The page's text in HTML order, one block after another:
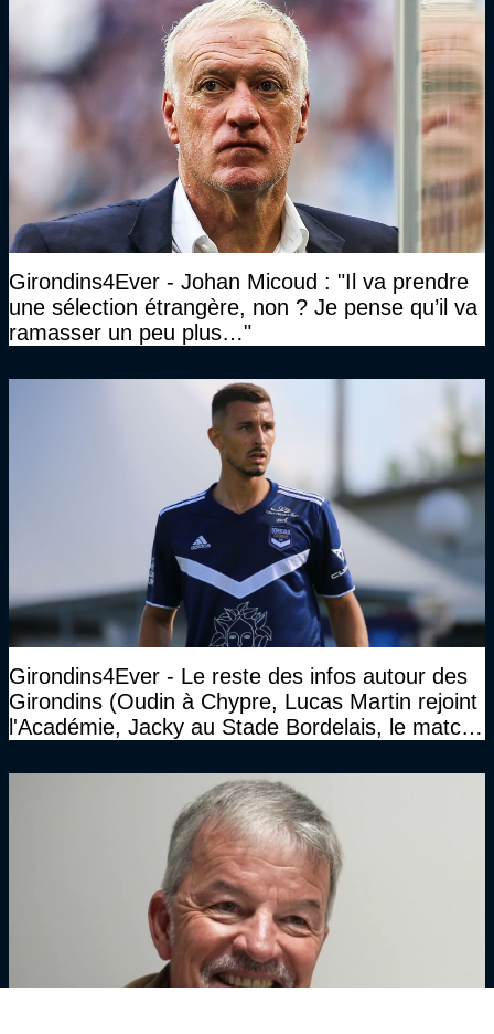
Girondins4Ever - Johan Micoud : "Il va prendre
une sélection étrangère, non ? Je pense qu’il va
ramasser un peu plus…"
Girondins4Ever - Le reste des infos autour des
Girondins (Oudin à Chypre, Lucas Martin rejoint
l'Académie, Jacky au Stade Bordelais, le match